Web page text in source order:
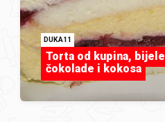
DUKA11
Torta od kupina, bijele
čokolade i kokosa